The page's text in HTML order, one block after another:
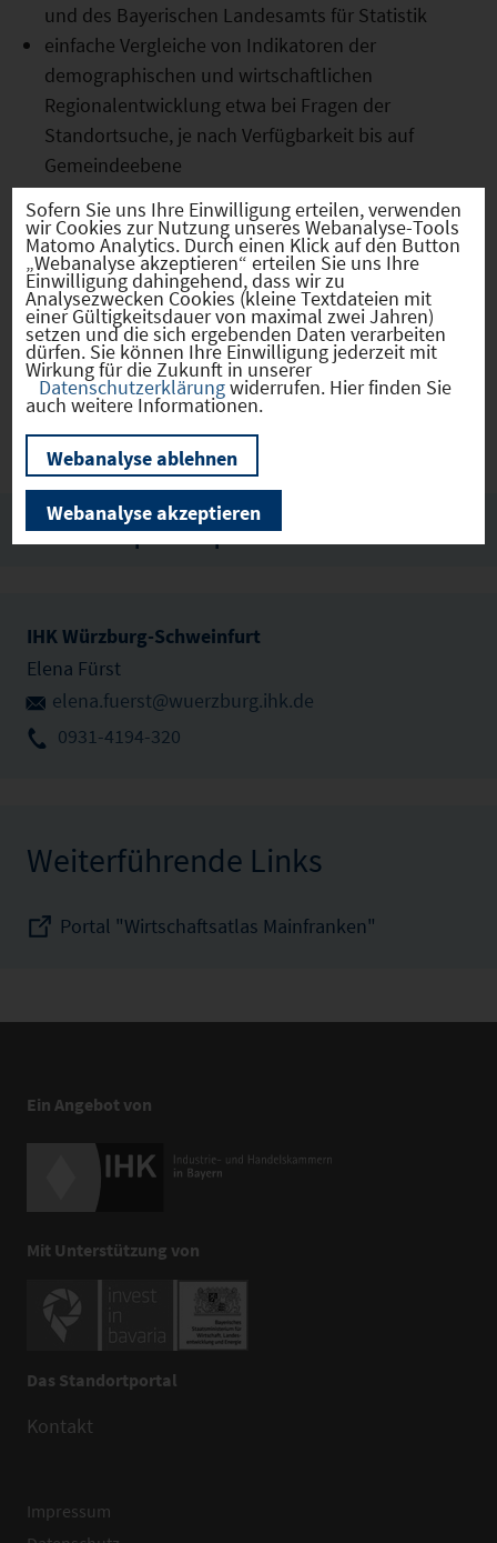
und des Bayerischen Landesamts für Statistik
einfache Vergleiche von Indikatoren der
demographischen und wirtschaftlichen
Regionalentwicklung etwa bei Fragen der
Standortsuche, je nach Verfügbarkeit bis auf
Gemeindeebene
Daten und Informationen zu den Themenfeldern
Demographie, Arbeitsmarkt, Wirtschaftsleistung,
Unternehmen und Ausbildung, Kaufkraft,
Tourismus sowie der kommunalen Besteuerung
Verwendung von Straßen- und Geländekarten
oder Satellitenbildern als Kartengrundlage
Exportfunktion für thematische Karten (PDF) und
Datensätze in Tabellenform (Excel).
IHK Ansprechpartner
IHK Würzburg-Schweinfurt
Elena Fürst
elena.fuerst@wuerzburg.ihk.de
0931-4194-320
Weiterführende Links
Portal "Wirtschaftsatlas Mainfranken"
Ein Angebot von
Mit Unterstützung von
Das Standortportal
Kontakt
Impressum
Sofern Sie uns Ihre Einwilligung erteilen, verwenden
wir Cookies zur Nutzung unseres Webanalyse-Tools
Matomo Analytics. Durch einen Klick auf den Button
„Webanalyse akzeptieren“ erteilen Sie uns Ihre
Einwilligung dahingehend, dass wir zu
Analysezwecken Cookies (kleine Textdateien mit
einer Gültigkeitsdauer von maximal zwei Jahren)
setzen und die sich ergebenden Daten verarbeiten
dürfen. Sie können Ihre Einwilligung jederzeit mit
Wirkung für die Zukunft in unserer
Datenschutzerklärungwiderrufen. Hier finden Sie
auch weitere Informationen.
Webanalyse ablehnen
Webanalyse akzeptieren